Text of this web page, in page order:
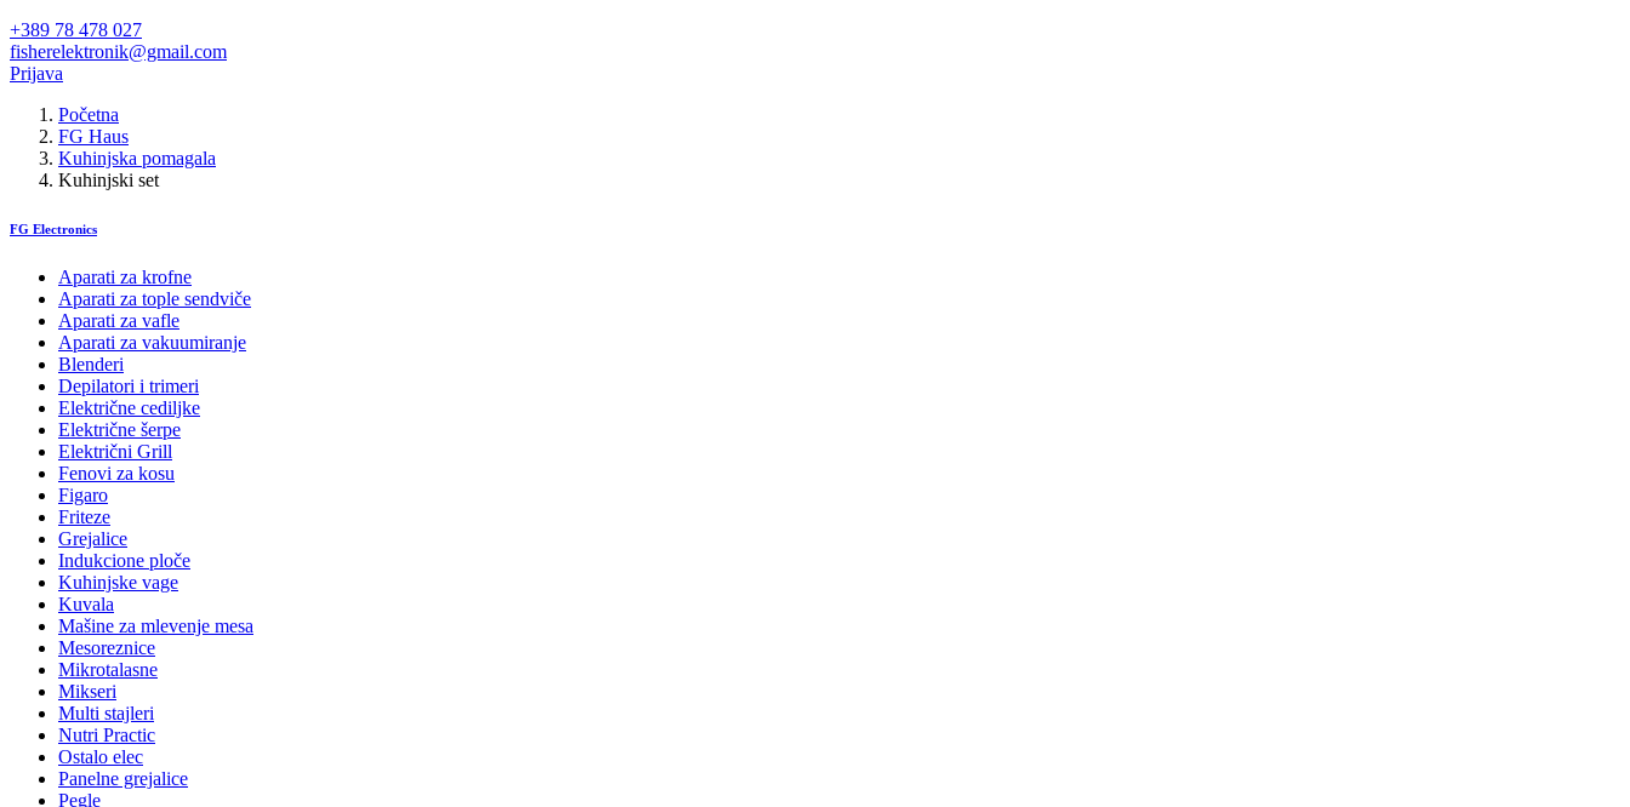
+389 78 478 027
fisherelektronik@gmail.com
Prijava
Početna
FG Haus
Kuhinjska pomagala
Kuhinjski set
FG Electronics
Aparati za krofne
Aparati za tople sendviče
Aparati za vafle
Aparati za vakuumiranje
Blenderi
Depilatori i trimeri
Električne cediljke
Električne šerpe
Električni Grill
Fenovi za kosu
Figaro
Friteze
Grejalice
Indukcione ploče
Kuhinjske vage
Kuvala
Mašine za mlevenje mesa
Mesoreznice
Mikrotalasne
Mikseri
Multi stajleri
Nutri Practic
Ostalo elec
Panelne grejalice
Pegle